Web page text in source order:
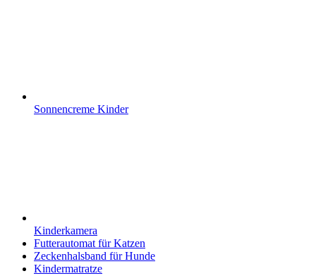
Sonnencreme Kinder
Kinderkamera
Futterautomat für Katzen
Zeckenhalsband für Hunde
Kindermatratze